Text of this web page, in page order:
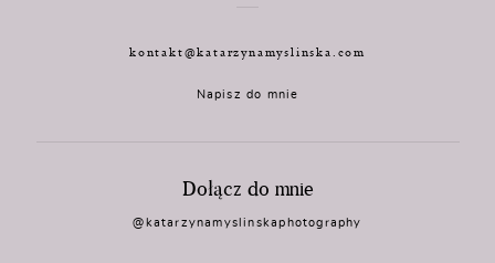
kontakt@katarzynamyslinska.com
Napisz do mnie
Dołącz do mnie
@katarzynamyslinskaphotography